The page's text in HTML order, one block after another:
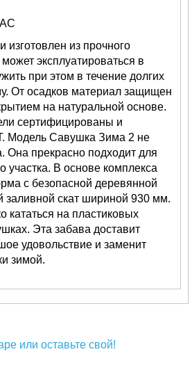
изготовлен из прочного
эксплуатироваться в
при этом в течение долгих
От осадков материал защищен
на натуральной основе.
сертифицированы и
Модель Савушка Зима 2 не
Она прекрасно подходит для
участка. В основе комплекса
с безопасной деревянной
заливной скат шириной 930 мм.
кататься на пластиковых
Эта забава доставит
удовольствие и заменит
зимой.
или оставьте свой!